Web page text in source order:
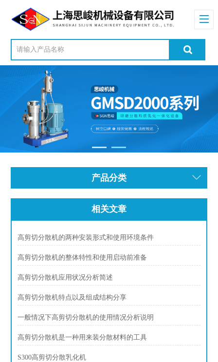
产品分类
相关文章
高剪切分散机的两种安装形式和使用环境条件
高剪切分散机的整体特性和使用启动前准备
高剪切分散机应用状况分析简述
高剪切分散机特点以及组成结构分享
一般情况下高剪切分散机的使用情况分析说明
高剪切分散机是一种用来装分散材料的工具
S300高剪切分散乳化机